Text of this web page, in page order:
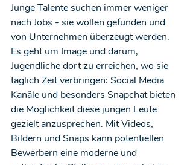
Junge Talente suchen immer weniger
nach Jobs - sie wollen gefunden und
von Unternehmen überzeugt werden.
Es geht um Image und darum,
Jugendliche dort zu erreichen, wo sie
täglich Zeit verbringen: Social Media
Kanäle und besonders Snapchat bieten
die Möglichkeit diese jungen Leute
gezielt anzusprechen. Mit Videos,
Bildern und Snaps kann potentiellen
Bewerbern eine moderne und